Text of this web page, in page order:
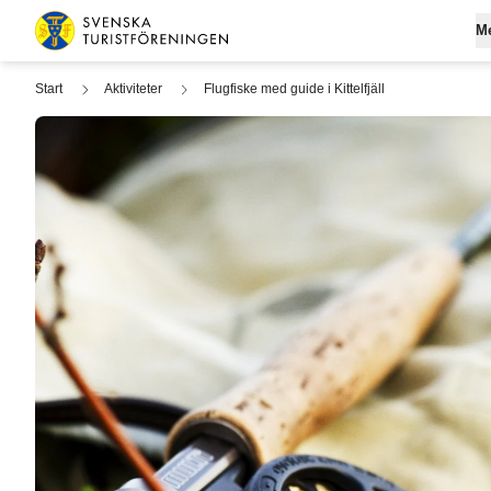
Hoppa till innehåll
Svenska Turistföreningen
Gå
Start Aktiviteter Flugfiske med guide i Kittelfjäll